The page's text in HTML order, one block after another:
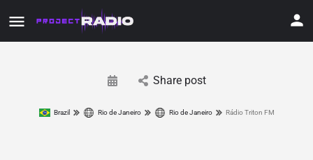
Share post
Brazil Rio de Janeiro Rio de Janeiro Rádio Triton FM